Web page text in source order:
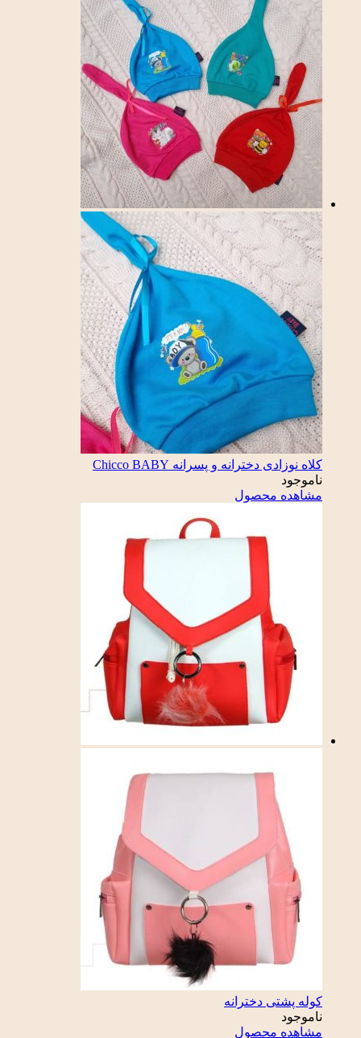
کلاه نوزادی دخترانه و پسرانه Chicco BABY
ناموجود
مشاهده محصول
کوله پشتی دخترانه
ناموجود
مشاهده محصول